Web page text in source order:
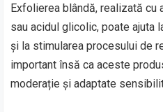
Exfolierea blândă, realizată cu
sau acidul glicolic, poate ajuta
și la stimularea procesului de
important însă ca aceste
moderație și adaptate